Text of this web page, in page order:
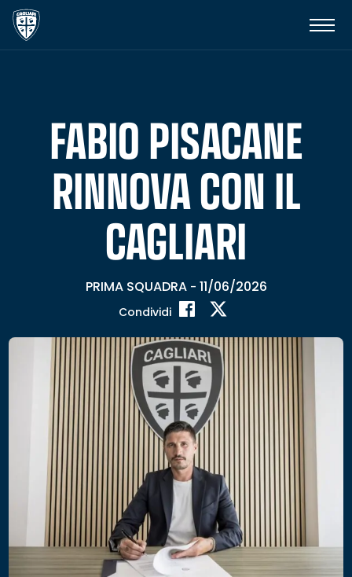
FABIO PISACANE
RINNOVA CON IL
CAGLIARI
PRIMA SQUADRA - 11/06/2026
Condividi